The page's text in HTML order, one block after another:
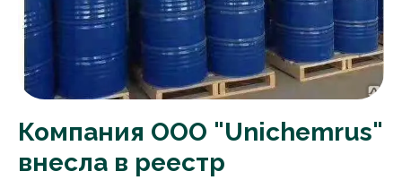
Компания ООО "Unichemrus"
внесла в реестр